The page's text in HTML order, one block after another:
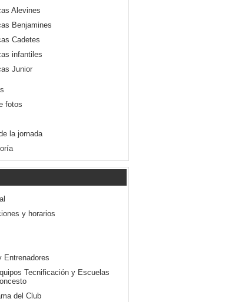
Alevines
Benjamines
Cadetes
infantiles
Junior
fotos
la jornada
y horarios
Entrenadores
Tecnificación y Escuelas
del Club